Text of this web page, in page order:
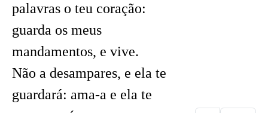
palavras o teu coração:
guarda os meus
mandamentos, e vive.
Não a desampares, e ela te
guardará: ama-a e ela te